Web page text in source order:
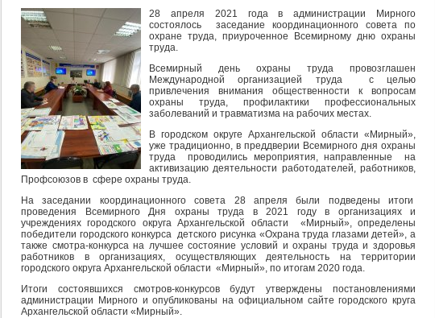
28 апреля 2021 года в администрации Мирного
состоялось заседание координационного совета по
охране труда, приуроченное Всемирному дню охраны
труда.
Всемирный день охраны труда провозглашен
Международной организацией труда с целью
привлечения внимания общественности к вопросам
охраны труда, профилактики профессиональных
заболеваний и травматизма на рабочих местах.
В городском округе Архангельской области «Мирный»,
уже традиционно, в преддверии Всемирного дня охраны
труда проводились мероприятия, направленные на
активизацию деятельности работодателей, работников,
Профсоюзов в сфере охраны труда.
На заседании координационного совета 28 апреля были подведены итоги
проведения Всемирного Дня охраны труда в 2021 году в организациях и
учреждениях городского округа Архангельской области «Мирный», определены
победители городского конкурса детского рисунка «Охрана труда глазами детей», а
также смотра-конкурса на лучшее состояние условий и охраны труда и здоровья
работников в организациях, осуществляющих деятельность на территории
городского округа Архангельской области «Мирный», по итогам 2020 года.
Итоги состоявшихся смотров-конкурсов будут утверждены постановлениями
администрации Мирного и опубликованы на официальном сайте городского круга
Архангельской области «Мирный».